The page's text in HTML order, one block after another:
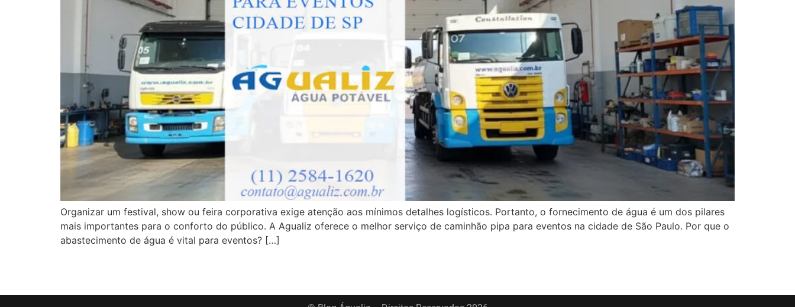
Organizar um festival, show ou feira corporativa exige atenção aos mínimos detalhes logísticos. Portanto, o fornecimento de água é um dos pilares
mais importantes para o conforto do público. A Agualiz oferece o melhor serviço de caminhão pipa para eventos na cidade de São Paulo. Por que o
abastecimento de água é vital para eventos? […]